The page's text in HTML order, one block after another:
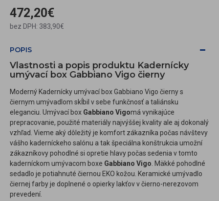
472,20€
bez DPH: 383,90€
POPIS
Vlastnosti a popis produktu Kadernícky
umývací box Gabbiano Vigo čierny
Moderný Kadernícky umývací box Gabbiano Vigo čierny s
čiernym umývadlom skĺbil v sebe funkčnosť a taliánsku
eleganciu. Umývací box Gabbiano Vigomá vynikajúce
prepracovanie, použité materiály najvýššej kvality ale aj dokonalý
vzhľad. Vieme aký dôležitý je komfort zákazníka počas návštevy
vášho kaderníckeho salónu a tak špeciálna konštrukcia umožní
zákazníkovy pohodlné si opretie hlavy počas sedenia v tomto
kaderníckom umývacom boxe Gabbiano Vigo . Mäkké pohodlné
sedadlo je potiahnuté čiernou EKO kožou. Keramické umývadlo
čiernej farby je doplnené o opierky lakťov v čierno-nerezovom
prevedení.